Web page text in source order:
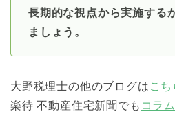
長期的な視点から実施する
ましょう。
大野税理士の他のブログは こち
楽待 不動産住宅新聞でも コラ